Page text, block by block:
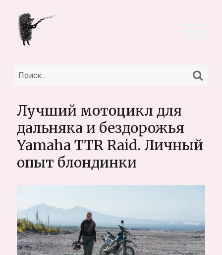
Искать:
Лучший мотоцикл для
дальняка и бездорожья
Yamaha TTR Raid. Личный
опыт блондинки